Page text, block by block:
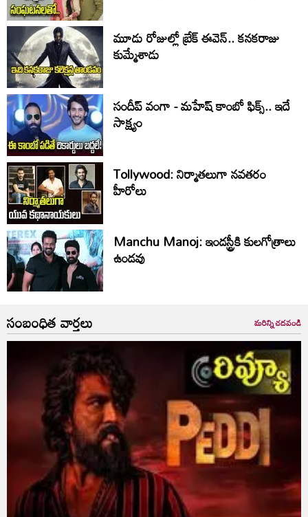
మూడు రోజుల్లో బ్రేక్ ఈవెన్.. కనకరాజు
కుమ్మేశాడు
సందీప్ వంగా - మహేష్ కాంబో ఫిక్స్.. ఇదే
సాక్ష్యం
Tollywood: నిర్మాతలుగా నవతరం
హీరోలు
Manchu Manoj: ఇండస్ట్రీకి కులగోత్రాలు
ఉండవు
సంబంధిత వార్తలు మరిన్ని చదవండి